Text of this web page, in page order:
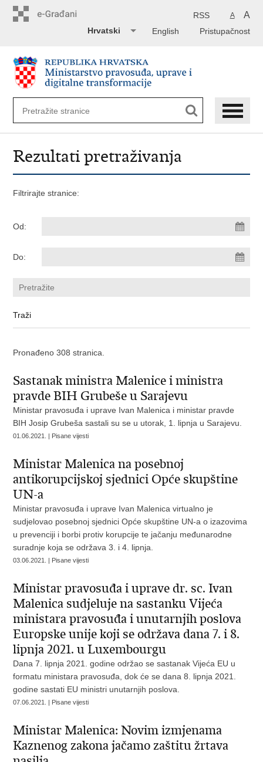
A A
RSS
Pristupačnost
English
Hrvatski
Rezultati pretraživanja
Filtrirajte stranice:
Od:
Do:
Pronađeno 308 stranica.
Sastanak ministra Malenice i ministra
pravde BIH Grubeše u Sarajevu
Ministar pravosuđa i uprave Ivan Malenica i ministar pravde
BIH Josip Grubeša sastali su se u utorak, 1. lipnja u Sarajevu.
01.06.2021. | Pisane vijesti
Ministar Malenica na posebnoj
antikorupcijskoj sjednici Opće skupštine
UN-a
Ministar pravosuđa i uprave Ivan Malenica virtualno je
sudjelovao posebnoj sjednici Opće skupštine UN-a o izazovima
u prevenciji i borbi protiv korupcije te jačanju međunarodne
suradnje koja se održava 3. i 4. lipnja.
03.06.2021. | Pisane vijesti
Ministar pravosuđa i uprave dr. sc. Ivan
Malenica sudjeluje na sastanku Vijeća
ministara pravosuđa i unutarnjih poslova
Europske unije koji se održava dana 7. i 8.
lipnja 2021. u Luxembourgu
Dana 7. lipnja 2021. godine održao se sastanak Vijeća EU u
formatu ministara pravosuđa, dok će se dana 8. lipnja 2021.
godine sastati EU ministri unutarnjih poslova.
07.06.2021. | Pisane vijesti
Ministar Malenica: Novim izmjenama
Kaznenog zakona jačamo zaštitu žrtava